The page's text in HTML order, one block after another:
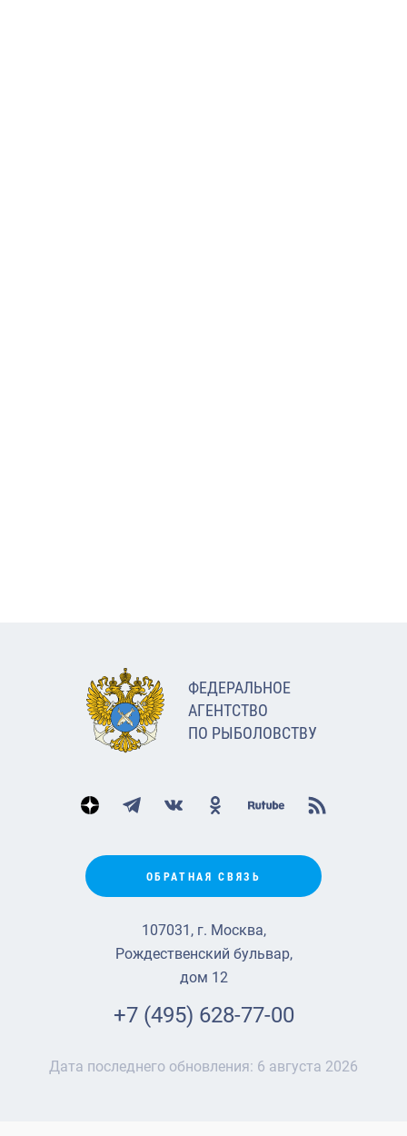
ФЕДЕРАЛЬНОЕ
АГЕНТСТВО
ПО РЫБОЛОВСТВУ
ОБРАТНАЯ СВЯЗЬ
107031, г. Москва,
Рождественский бульвар,
дом 12
+7 (495) 628-77-00
Дата последнего обновления: 6 августа 2026